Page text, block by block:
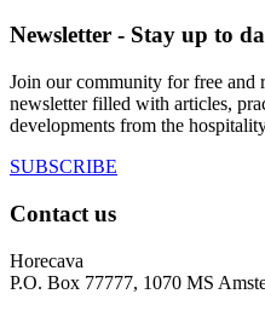
Newsletter - Stay up to
Join our community for free and
newsletter filled with articles,
developments from the
SUBSCRIBE
Contact us
Horecava
P.O. Box 77777, 1070 MS